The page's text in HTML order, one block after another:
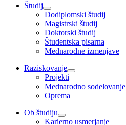
Študij
Dodiplomski študij
Magistrski študij
Doktorski študij
Študentska pisarna
Mednarodne izmenjave
Raziskovanje
Projekti
Mednarodno sodelovanje
Oprema
Ob študiju
Karierno usmerjanje